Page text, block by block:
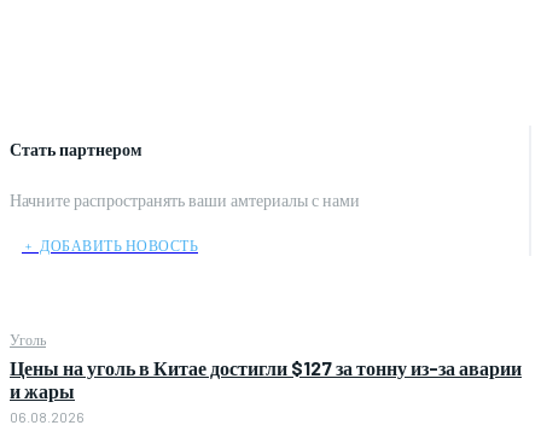
Стать партнером
Начните распространять ваши амтериалы с нами
﹢ ДОБАВИТЬ НОВОСТЬ
Уголь
Цены на уголь в Китае достигли $127 за тонну из-за аварии
и жары
06.08.2026